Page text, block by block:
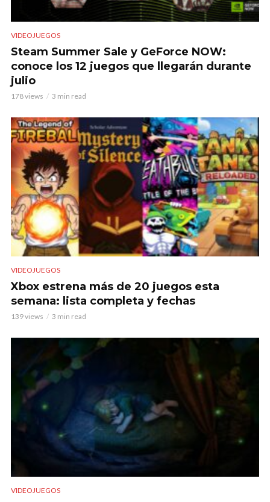
VIDEOJUEGOS
Steam Summer Sale y GeForce NOW:
conoce los 12 juegos que llegarán durante
julio
178 views 3 min read
VIDEOJUEGOS
Xbox estrena más de 20 juegos esta
semana: lista completa y fechas
139 views 3 min read
VIDEOJUEGOS